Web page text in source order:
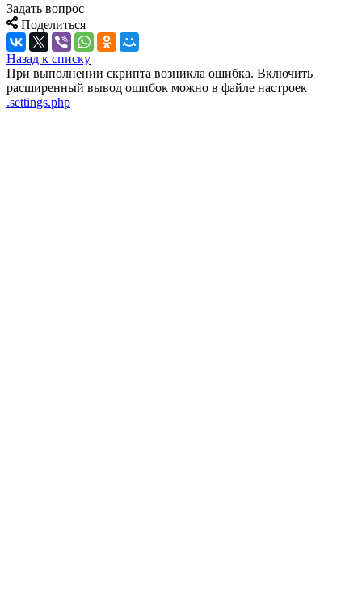
Задать вопрос
Поделиться
Назад к списку
При выполнении скрипта возникла ошибка. Включить
расширенный вывод ошибок можно в файле настроек
.settings.php